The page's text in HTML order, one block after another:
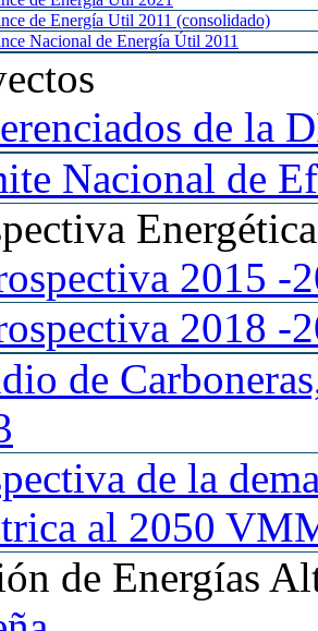
de Energía Util 2011 (consolidado)
Nacional de Energía Útil 2011
de la
Nacional de
2015 -
2018 -
de
de la
al 2050
de Energías